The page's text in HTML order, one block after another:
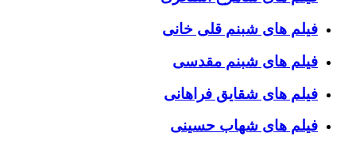
فیلم های شبنم قلی خانی
فیلم های شبنم مقدسی
فیلم های شقایق فراهانی
فیلم های شهاب حسینی